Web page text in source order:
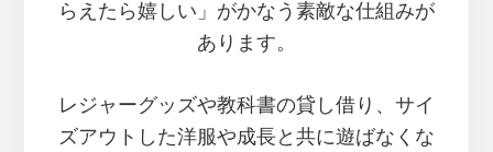
らえたら嬉しい」がかなう素敵な仕組みが
あります。
レジャーグッズや教科書の貸し借り、サイ
ズアウトした洋服や成長と共に遊ばなくな